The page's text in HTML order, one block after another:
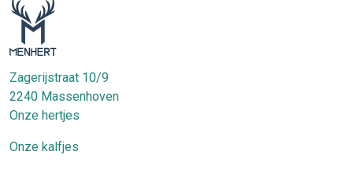
Zagerijstraat 10/9
2240 Massenhoven
Onze hertjes
Onze kalfjes